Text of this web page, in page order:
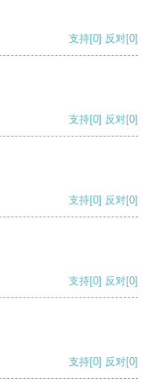
支持[0] 反对[0]
支持[0] 反对[0]
支持[0] 反对[0]
支持[0] 反对[0]
支持[0] 反对[0]